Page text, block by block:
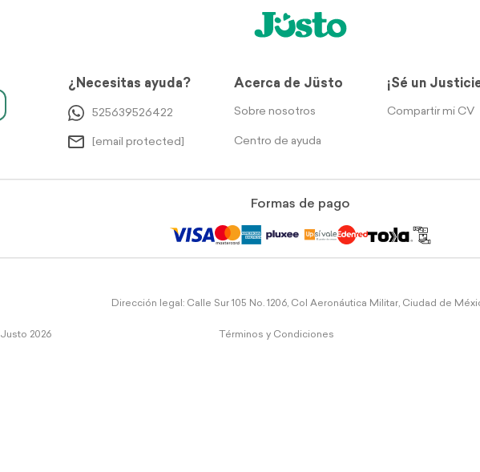
¿Necesitas ayuda?
525639526422
[email protected]
Acerca de Jüsto
Sobre nosotros
Centro de ayuda
¡Sé un
Compartir mi CV
Formas de pago
Dirección legal: Calle Sur 105 No. 1206, Col Aeronáutica Militar, Ciudad de
Justo 2026 Términos y Condiciones